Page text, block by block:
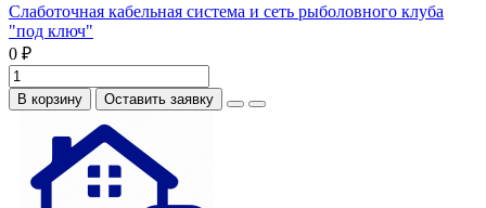
Слаботочная кабельная система и сеть рыболовного клуба
"под ключ"
0 ₽
В корзину Оставить заявку